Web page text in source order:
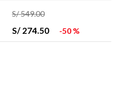
S/549.00
S/ 274.50 50 %